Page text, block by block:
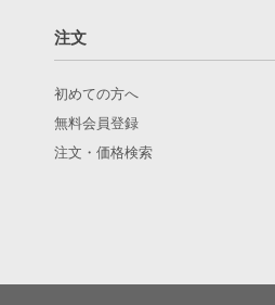
注文
初めての方へ
無料会員登録
注文・価格検索